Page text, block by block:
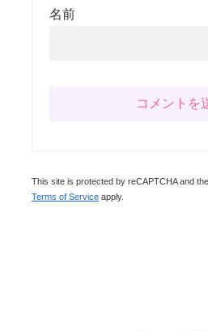
名前
This site is protected by reCAPTCHA and
Terms of Service apply.